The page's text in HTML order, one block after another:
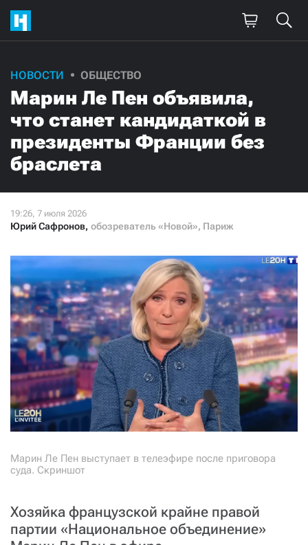
НОВОСТИ ОБЩЕСТВО
Марин Ле Пен объявила,
что станет кандидаткой в
президенты Франции без
браслета
Юрий Сафронов, обозреватель «Новой», Париж
Марин Ле Пен выступает в телеэфире после приговора
суда. Скриншот
Хозяйка французской крайне правой
партии «Национальное объединение»
Поддержите
нашу работу!
Ежемесячно Разово
3000
Нажимая кнопку «Стать соучастником»,
я принимаю условия и подтверждаю свое гражданство РФ
СТАТЬ СОУЧАСТНИКОМ
ПОДЕЛИТЬСЯ С ДРУЗЬЯМИ
Если у вас есть вопросы, пишите donate@novayagazeta.ruили
звоните:
+7 (929) 612-03-68